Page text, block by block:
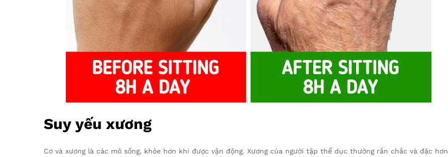
Suy yếu xương
Cơ và xương là các mô sống, khỏe hơn khi được vận động. Xương của người tập thể dục thường rắn chắc và đặc hơn